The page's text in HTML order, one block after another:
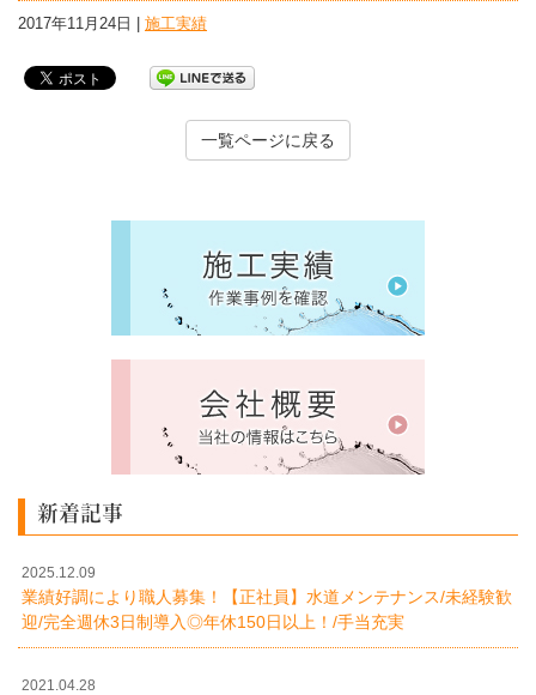
2017年11月24日 | 施工実績
一覧ページに戻る
新着記事
2025.12.09
業績好調により職人募集！【正社員】水道メンテナンス/未経験歓
迎/完全週休3日制導入◎年休150日以上！/手当充実
2021.04.28